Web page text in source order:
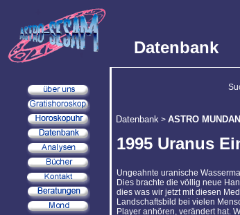
Datenbank
Datenbank > ASTRO
1995 Uranus
Ungeahnte uranische
Dies brachte die völlig neue
dies was wir jetzt mit diesen
Landschaftsbild bei vielen
Player anhören, verändert hat.